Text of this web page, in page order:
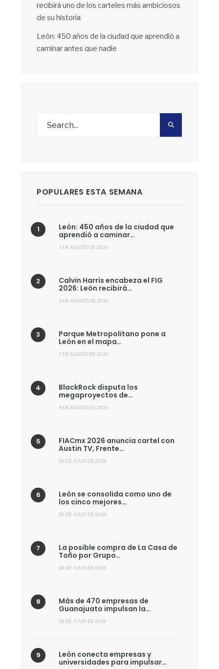
recibirá uno de los carteles más ambiciosos
de su historia
León: 450 años de la ciudad que aprendió a
caminar antes que nadie
POPULARES ESTA SEMANA
León: 450 años de la ciudad que
aprendió a caminar…
1 DE AGOSTO DE 2026
Calvin Harris encabeza el FIG
2026: León recibirá…
3 DE AGOSTO DE 2026
Parque Metropolitano pone a
León en el mapa…
7 DE AGOSTO DE 2026
BlackRock disputa los
megaproyectos de…
4 DE AGOSTO DE 2026
FIACmx 2026 anuncia cartel con
Austin TV, Frente…
30 DE JULIO DE 2026
León se consolida como uno de
los cinco mejores…
30 DE JULIO DE 2026
La posible compra de La Casa de
Toño por Grupo…
28 DE JULIO DE 2026
Más de 470 empresas de
Guanajuato impulsan la…
28 DE JULIO DE 2026
León conecta empresas y
universidades para impulsar…